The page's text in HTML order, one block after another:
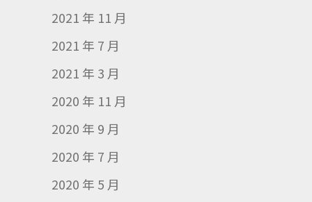
2021 年 11 月
2021 年 7 月
2021 年 3 月
2020 年 11 月
2020 年 9 月
2020 年 7 月
2020 年 5 月